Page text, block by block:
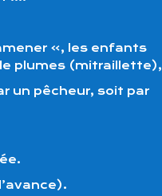
», les enfants
plumes (mitraillette),
un pêcheur, soit par